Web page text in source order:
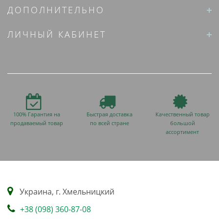
ДОПОЛНИТЕЛЬНО
ЛИЧНЫЙ КАБИНЕТ
100% Гарантия на
продаваемый товар
Быстрая доставка
по всей стране
Качественный товар
большой
ассортимент
Украина, г. Хмельницкий
+38 (098) 360-87-08